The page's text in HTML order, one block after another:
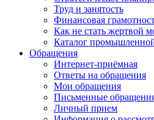
Труд и занятость
Финансовая
Как не стать жертвой
Каталог
Обращения
Интернет-приёмная
Ответы на обращения
Мои обращения
Письменные
Личный прием